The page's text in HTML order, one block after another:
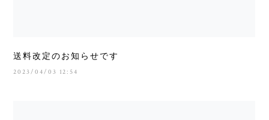
送料改定のお知らせです
2023/04/03 12:54